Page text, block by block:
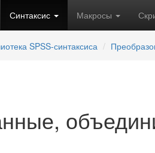
Синтаксис Макросы
SPSS-синтаксиса